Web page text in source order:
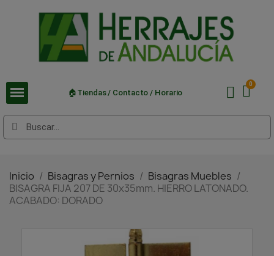
🏠Tiendas / Contacto / Horario
Inicio Bisagras y Pernios
Bisagras Muebles
BISAGRA FIJA 207 DE 30x35mm. HIERRO LATONADO.
ACABADO: DORADO